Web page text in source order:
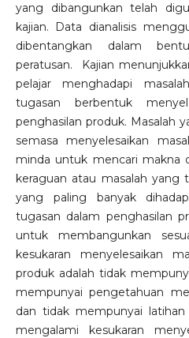
yang dibangunkan telah
kajian. Data dianalisis
dibentangkan dalam
peratusan. Kajian
pelajar menghadapi
tugasan berbentuk
penghasilan produk. Masalah
semasa menyelesaikan
minda untuk mencari makna
keraguan atau masalah yang
yang paling banyak
tugasan dalam penghasilan
untuk membangunkan
kesukaran menyelesaikan
produk adalah tidak
mempunyai pengetahuan
dan tidak mempunyai latihan
mengalami kesukaran